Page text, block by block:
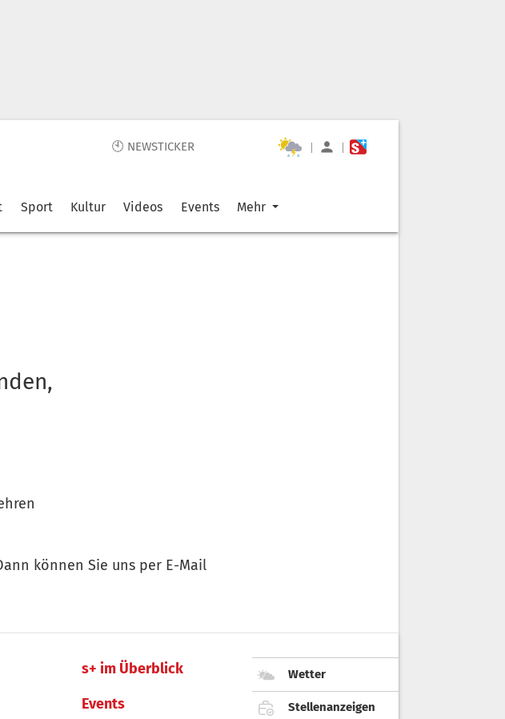
🕙 NEWSTICKER | |
Sport Kultur Videos Events Mehr
können Sie uns per E-Mail
s+ im Überblick
Events
Wetter
Stellenanzeigen